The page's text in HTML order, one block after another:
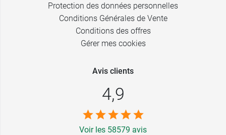
Protection des données personnelles
Conditions Générales de Vente
Conditions des offres
Gérer mes cookies
Avis clients
4,9
Voir les 58579 avis